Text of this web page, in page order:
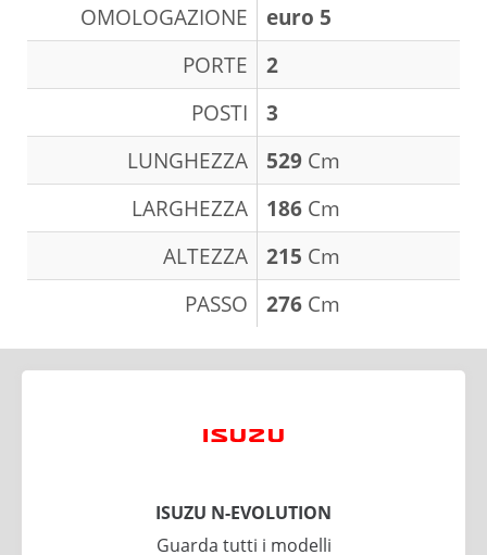
OMOLOGAZIONE
euro 5
PORTE
2
POSTI
3
LUNGHEZZA
529 Cm
LARGHEZZA
186 Cm
ALTEZZA
215 Cm
PASSO
276 Cm
ISUZU N-EVOLUTION
Guarda tutti i modelli